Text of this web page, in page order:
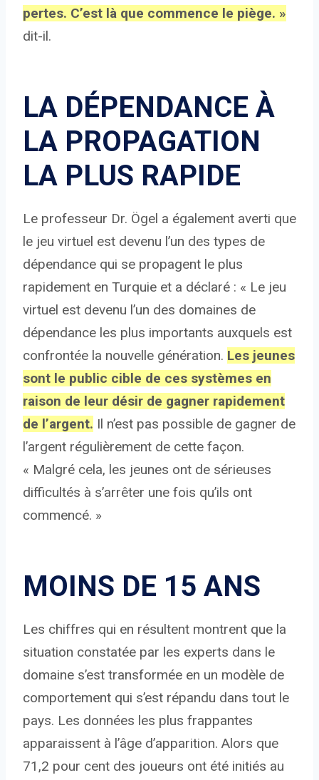
pertes. C’est là que commence le piège. »
dit-il.
LA DÉPENDANCE À
LA PROPAGATION
LA PLUS RAPIDE
Le professeur Dr. Ögel a également averti que
le jeu virtuel est devenu l’un des types de
dépendance qui se propagent le plus
rapidement en Turquie et a déclaré : « Le jeu
virtuel est devenu l’un des domaines de
dépendance les plus importants auxquels est
confrontée la nouvelle génération. Les jeunes
sont le public cible de ces systèmes en
raison de leur désir de gagner rapidement
de l’argent. Il n’est pas possible de gagner de
l’argent régulièrement de cette façon.
« Malgré cela, les jeunes ont de sérieuses
difficultés à s’arrêter une fois qu’ils ont
commencé. »
MOINS DE 15 ANS
Les chiffres qui en résultent montrent que la
situation constatée par les experts dans le
domaine s’est transformée en un modèle de
comportement qui s’est répandu dans tout le
pays. Les données les plus frappantes
apparaissent à l’âge d’apparition. Alors que
71,2 pour cent des joueurs ont été initiés au